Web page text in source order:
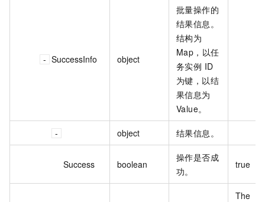
SuccessInfo object
批量操作的
结果信息。
结构为
Map，以任
务实例 ID
为键，以结
果信息为
Value。
object 结果信息。
Success boolean
操作是否成
功。
true
The